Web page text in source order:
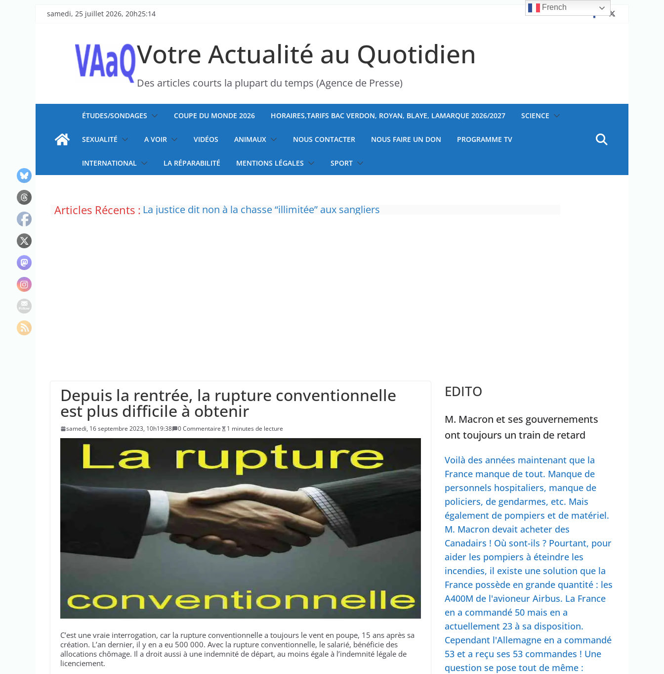
samedi, 25 juillet 2026, 20h25:14
Votre Actualité au Quotidien
Des articles courts la plupart du temps (Agence de Presse)
ÉTUDES/SONDAGES COUPE DU MONDE 2026 HORAIRES,TARIFS BAC VERDON, ROYAN, BLAYE, LAMARQUE 2026/2027 SCIENCE
SEXUALITÉ A VOIR VIDÉOS ANIMAUX NOUS CONTACTER NOUS FAIRE UN DON PROGRAMME TV
INTERNATIONAL LA RÉPARABILITÉ MENTIONS LÉGALES SPORT
Articles Récents : La justice dit non à la chasse “illimitée” aux sangliers
Depuis la rentrée, la rupture conventionnelle
est plus difficile à obtenir
samedi, 16 septembre 2023, 10h19:38 0 Commentaire 1 minutes de lecture
C’est une vraie interrogation, car la rupture conventionnelle a toujours le vent en poupe, 15 ans après sa
création. L’an dernier, il y en a eu 500 000. Avec la rupture conventionnelle, le salarié, bénéficie des
allocations chômage. Il a droit aussi à une indemnité de départ, au moins égale à l’indemnité légale de
licenciement.
EDITO
M. Macron et ses gouvernements
ont toujours un train de retard
Voilà des années maintenant que la
France manque de tout. Manque de
personnels hospitaliers, manque de
policiers, de gendarmes, etc. Mais
également de pompiers et de matériel.
M. Macron devait acheter des
Canadairs ! Où sont-ils ? Pourtant, pour
aider les pompiers à éteindre les
incendies, il existe une solution que la
France possède en grande quantité : les
A400M de l'avioneur Airbus. La France
en a commandé 50 mais en a
actuellement 23 à sa disposition.
Cependant l'Allemagne en a commandé
53 et a reçu ses 53 commandes ! Une
question se pose tout de même :
French